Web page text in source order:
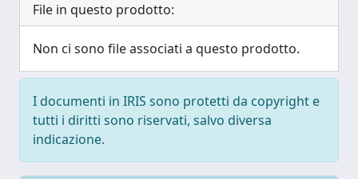
File in questo prodotto:
Non ci sono file associati a questo prodotto.
I documenti in IRIS sono protetti da copyright e
tutti i diritti sono riservati, salvo diversa
indicazione.